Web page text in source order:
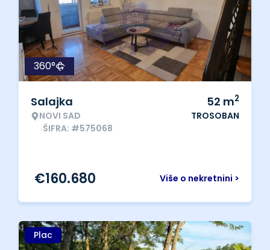
360°
Salajka
NOVI SAD
ŠIFRA: #575068
52 m2
TROSOBAN
Više o nekretnini >
€160.680
Plac